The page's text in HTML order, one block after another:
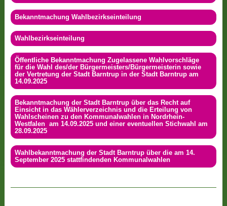
Bekanntmachung Wahlbezirkseinteilung
Wahlbezirkseinteilung
Öffentliche Bekanntmachung Zugelassene Wahlvorschläge
für die Wahl des/der Bürgermeisters/Bürgermeisterin sowie
der Vertretung der Stadt Barntrup in der Stadt Barntrup am
14.09.2025
Bekanntmachung der Stadt Barntrup über das Recht auf
Einsicht in das Wählerverzeichnis und die Erteilung von
Wahlscheinen zu den Kommunalwahlen in Nordrhein-
Westfalen am 14.09.2025 und einer eventuellen Stichwahl am
28.09.2025
Wahlbekanntmachung der Stadt Barntrup über die am 14.
September 2025 stattfindenden Kommunalwahlen